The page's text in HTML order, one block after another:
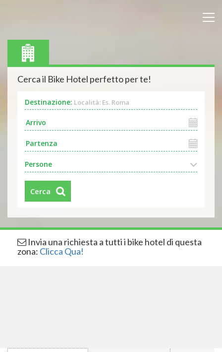
Cerca il Bike Hotel perfetto per te!
Destinazione: Località: Es. Roma
Persone
Cerca
Invia una richiesta a tutti i bike hotel di questa
zona: Clicca Qua!